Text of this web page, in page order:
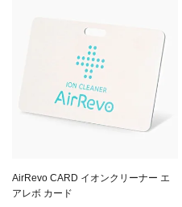
AirRevo CARD イオンクリーナー エ
アレボ カード